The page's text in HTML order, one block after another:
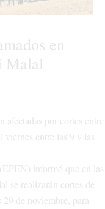
en
Malal
afectadas por cortes entre
viernes entre las 9 y las
informó que en las
se realizarán cortes de
de noviembre, para